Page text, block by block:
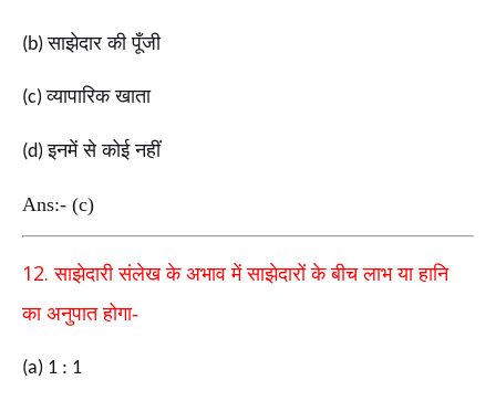
(b)साझेदार की पूँजी
(c)व्यापारिक खाता
(d)इनमें से कोई नहीं
Ans:- (c)
12.साझेदारी संलेख के अभाव में साझेदारों के बीच लाभ या हानि
का अनुपात होगा-
(a) 1 : 1